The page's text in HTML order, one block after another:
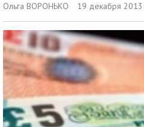
Ольга ВОРОНЬКО
19 декабря 2013